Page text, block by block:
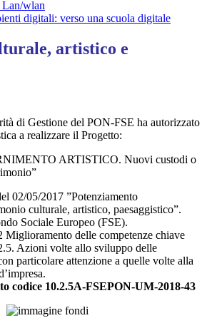
Lan/wlan
digitali: verso una scuola digitale
artistico e
di Gestione del PON-FSE ha autorizzato
a realizzare il Progetto:
ARTISTICO. Nuovi custodi o
02/05/2017 ”Potenziamento
culturale, artistico, paesaggistico”.
Sociale Europeo (FSE).
delle competenze chiave
Azioni volte allo sviluppo delle
particolare attenzione a quelle volte alla
codice 10.2.5A-FSEPON-UM-2018-43